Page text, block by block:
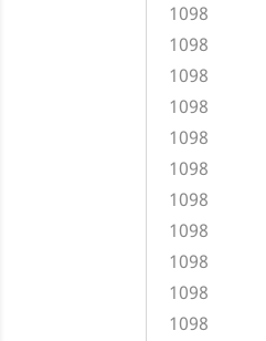
1098
1098
1098
1098
1098
1098
1098
1098
1098
1098
1098